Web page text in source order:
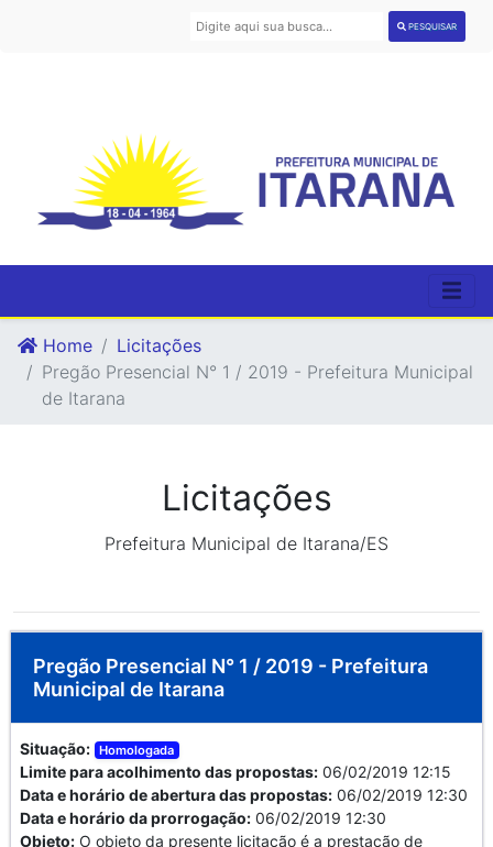
PESQUISAR
Home
Licitações
Pregão Presencial N° 1 / 2019 - Prefeitura Municipal
de Itarana
Licitações
Prefeitura Municipal de Itarana/ES
Pregão Presencial N° 1 / 2019 - Prefeitura
Municipal de Itarana
Situação: Homologada
Limite para acolhimento das propostas: 06/02/2019 12:15
Data e horário de abertura das propostas: 06/02/2019 12:30
Data e horário da prorrogação: 06/02/2019 12:30
Objeto: O objeto da presente licitação é a prestação de